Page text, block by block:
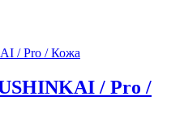
/ Pro /